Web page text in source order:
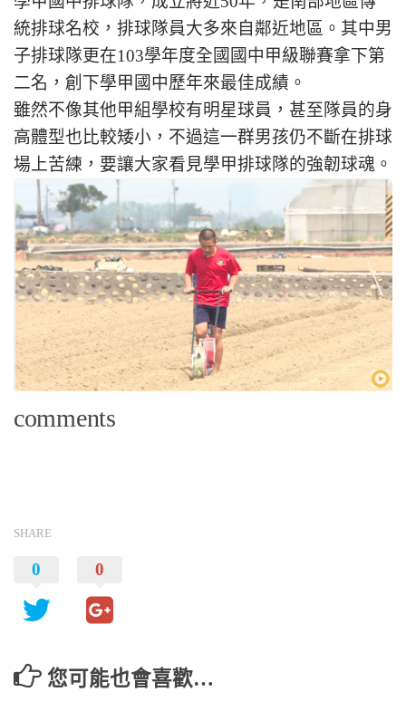
統排球名校，排球隊員大多來自鄰近地區。其中男
子排球隊更在103學年度全國國中甲級聯賽拿下第
二名，創下學甲國中歷年來最佳成績。
雖然不像其他甲組學校有明星球員，甚至隊員的身
高體型也比較矮小，不過這一群男孩仍不斷在排球
場上苦練，要讓大家看見學甲排球隊的強韌球魂。
comments
SHARE
0 0
您可能也會喜歡…